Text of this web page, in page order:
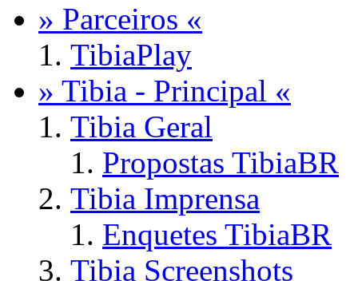
» Parceiros «
TibiaPlay
» Tibia - Principal «
Tibia Geral
Propostas TibiaBR
Tibia Imprensa
Enquetes TibiaBR
Tibia Screenshots